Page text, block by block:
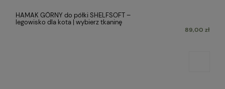
HAMAK GÓRNY do półki SHELFSOFT –
legowisko dla kota | wybierz tkaninę
89,00 zł